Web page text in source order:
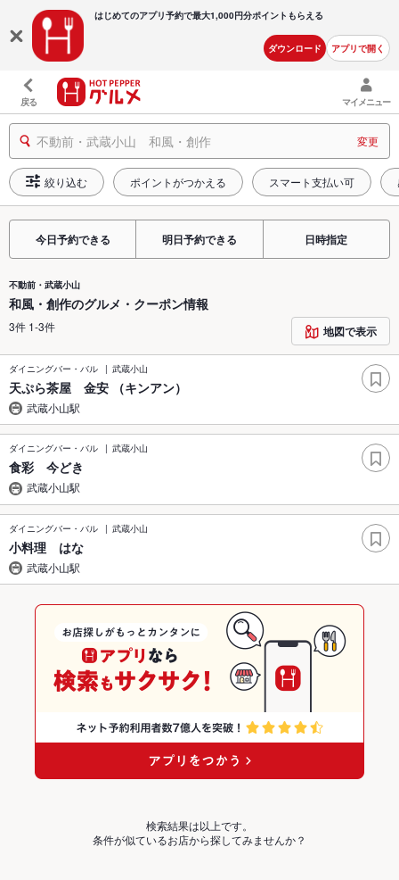
はじめてのアプリ予約で最大1,000円分ポイントもらえる
ダウンロード アプリで開く
戻る マイメニュー
不動前・武蔵小山 和風・創作 変更
絞り込む ポイントがつかえる スマート支払い可
今日予約できる 明日予約できる 日時指定
不動前・武蔵小山
和風・創作のグルメ・クーポン情報
3件 1-3件 地図で表示
ダイニングバー・バル 武蔵小山
天ぷら茶屋 金安 （キンアン）
武蔵小山駅
ダイニングバー・バル 武蔵小山
食彩 今どき
武蔵小山駅
ダイニングバー・バル 武蔵小山
小料理 はな
武蔵小山駅
検索結果は以上です。
条件が似ているお店から探してみませんか？